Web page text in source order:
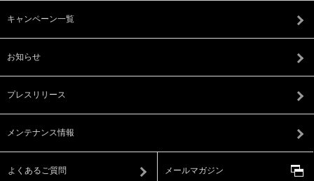
キャンペーン一覧
お知らせ
プレスリリース
メンテナンス情報
よくあるご質問 メールマガジン